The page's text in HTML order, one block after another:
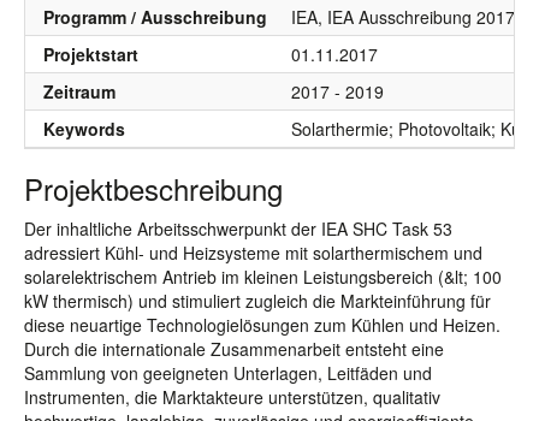
Programm / Ausschreibung
IEA, IEA Ausschreibung 2017 -
Projektstart
01.11.2017
Zeitraum
2017 - 2019
Keywords
Solarthermie; Photovoltaik;
Projektbeschreibung
Der inhaltliche Arbeitsschwerpunkt der IEA SHC Task 53
adressiert Kühl- und Heizsysteme mit solarthermischem und
solarelektrischem Antrieb im kleinen Leistungsbereich (&lt; 100
kW thermisch) und stimuliert zugleich die Markteinführung für
diese neuartige Technologielösungen zum Kühlen und Heizen.
Durch die internationale Zusammenarbeit entsteht eine
Sammlung von geeigneten Unterlagen, Leitfäden und
Instrumenten, die Marktakteure unterstützen, qualitativ